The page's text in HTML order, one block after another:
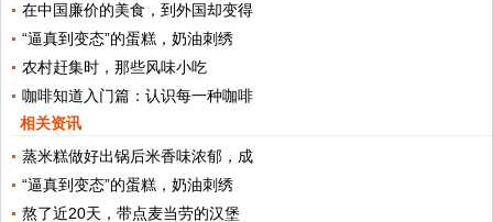
在中国廉价的美食，到外国却变得
“逼真到变态”的蛋糕，奶油刺绣
农村赶集时，那些风味小吃
咖啡知道入门篇：认识每一种咖啡
相关资讯
蒸米糕做好出锅后米香味浓郁，成
“逼真到变态”的蛋糕，奶油刺绣
熬了近20天，带点麦当劳的汉堡